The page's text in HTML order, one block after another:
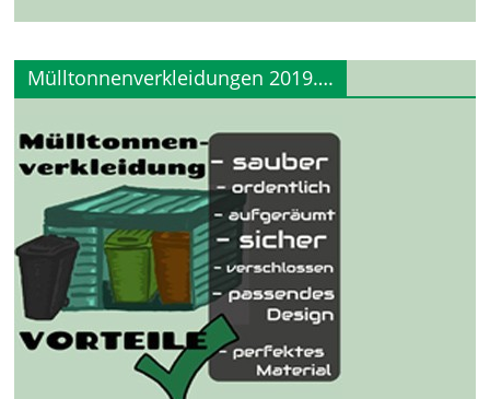
Mülltonnenverkleidungen 2019….